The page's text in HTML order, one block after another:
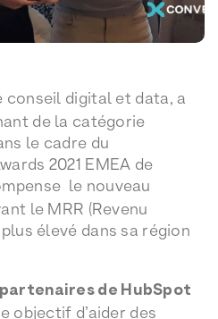
conseil digital et data, a
de la catégorie
le cadre du
2021 EMEA de
le nouveau
le MRR (Revenu
élevé dans sa région
de HubSpot
objectif d’aider des